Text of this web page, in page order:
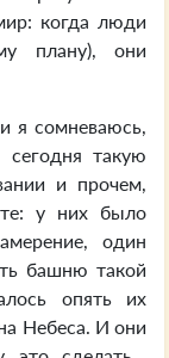
когда люди
плану), они
я сомневаюсь,
такую
и прочем,
у них было
один
башню такой
опять их
Небеса. И они